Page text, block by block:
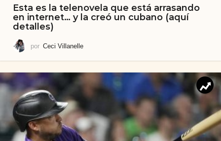
Esta es la telenovela que está arrasando
en internet… y la creó un cubano (aquí
detalles)
por Ceci Villanelle